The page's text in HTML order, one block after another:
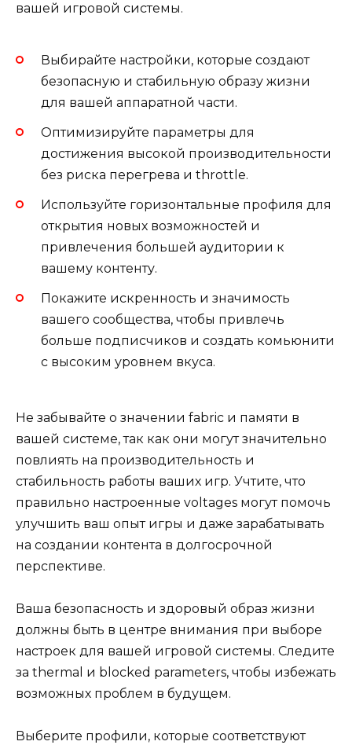
вашей игровой системы.
Выбирайте настройки, которые создают
безопасную и стабильную образу жизни
для вашей аппаратной части.
Оптимизируйте параметры для
достижения высокой производительности
без риска перегрева и throttle.
Используйте горизонтальные профиля для
открытия новых возможностей и
привлечения большей аудитории к
вашему контенту.
Покажите искренность и значимость
вашего сообщества, чтобы привлечь
больше подписчиков и создать комьюнити
с высоким уровнем вкуса.
Не забывайте о значении fabric и памяти в
вашей системе, так как они могут значительно
повлиять на производительность и
стабильность работы ваших игр. Учтите, что
правильно настроенные voltages могут помочь
улучшить ваш опыт игры и даже зарабатывать
на создании контента в долгосрочной
перспективе.
Ваша безопасность и здоровый образ жизни
должны быть в центре внимания при выборе
настроек для вашей игровой системы. Следите
за thermal и blocked parameters, чтобы избежать
возможных проблем в будущем.
Выберите профили, которые соответствуют